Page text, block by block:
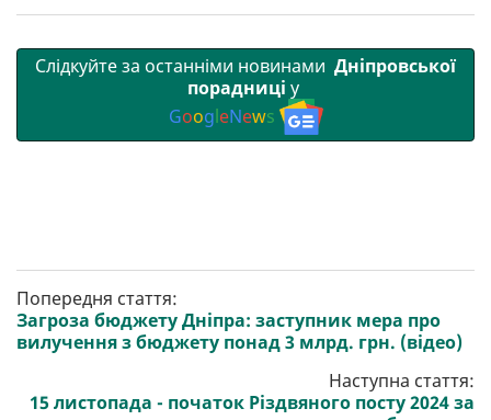
Слідкуйте за останніми новинами Дніпровської
порадниці у
GoogleNews
Попередня стаття:
Загроза бюджету Дніпра: заступник мера про
вилучення з бюджету понад 3 млрд. грн. (відео)
Наступна стаття:
15 листопада - початок Різдвяного посту 2024 за